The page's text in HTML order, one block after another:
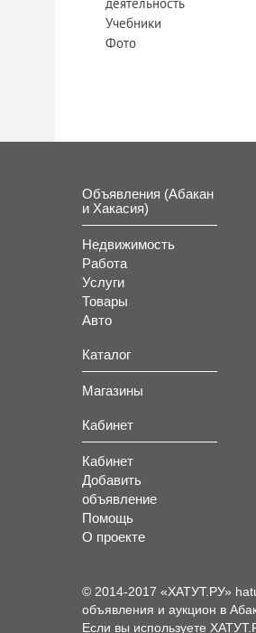
Учебники
Фото
Объявления (Абакан
и Хакасия)
Недвижимость
Работа
Услуги
Товары
Авто
Каталог
Магазины
Кабинет
Кабинет
Добавить
объявление
Помощь
О проекте
© 2014-2017 «ХАТУТ.РУ»
объявления и аукцион в
Если вы используете